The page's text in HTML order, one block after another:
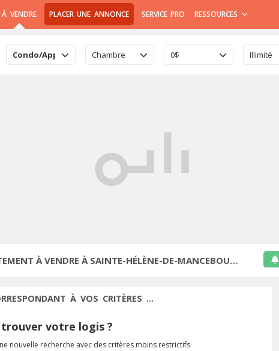
À VENDRE PLACER UNE ANNONCE SERVICE PRO RESSOURCES
Condo/AppartementChambre 0$ Illimité
À VENDRE À SAINTE-HÉLÈNE-DE-MANCEBOURG
À VOS CRITÈRES ...
votre logis ?
nouvelle recherche avec des critères moins restrictifs